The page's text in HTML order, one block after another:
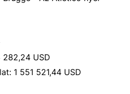
USD
1 551 521,44 USD